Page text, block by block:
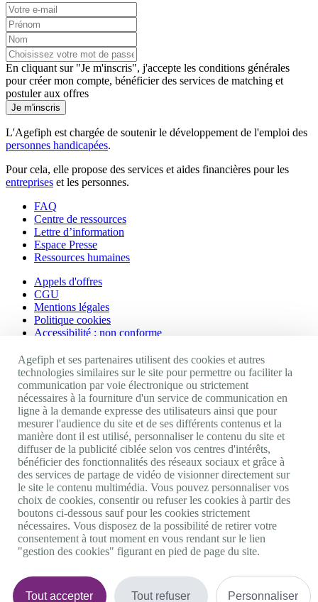
En cliquant sur "Je m'inscris", j'accepte les conditions générales
pour créer mon compte, bénéficier des services de matching et
postuler aux offres
Je m'inscris
L'Agefiph est chargée de soutenir le développement de l'emploi des
personnes handicapées.
Pour cela, elle propose des services et aides financières pour les
entreprises et les personnes.
FAQ
Centre de ressources
Lettre d’information
Espace Presse
Ressources humaines
Appels d'offres
CGU
Mentions légales
Politique cookies
Accessibilité : non conforme
Nos autres sites
Site portail Agefiph
Activateur de progrès
Handinnov
Innovation et recherche
Université du RRH
Service AppuiPro
Nous suivre
Youtube
Linkedin
Facebook
Twitter
0 800 11 10 09Services & appel gratuitsDe 9h à 18h.
Agefiph et ses partenaires utilisent des cookies et autres
technologies similaires sur le site pour permettre ou faciliter la
communication par voie électronique ou strictement
nécessaires à la fourniture d'un service de communication en
ligne à la demande expresse des utilisateurs ainsi que pour
mesurer l'audience du site et de ses différents contenus et la
manière dont il est utilisé, personnaliser le contenu du site et
diffuser de la publicité ciblée selon vos centres d'intérêts,
bénéficier des fonctionnalités des réseaux sociaux et grâce à
des services de partage de vidéo de visionner directement sur
le site le contenu multimédia. Vous pouvez personnaliser vos
choix de cookies, consentir ou refuser les cookies à partir des
boutons ci-dessous sauf pour les cookies strictement
nécessaires. Vous disposez de la possibilité de retirer votre
consentement à tout moment en vous rendant sur le lien
"gestion des cookies" figurant en pied de page du site.
Tout accepter Tout refuser Personnaliser